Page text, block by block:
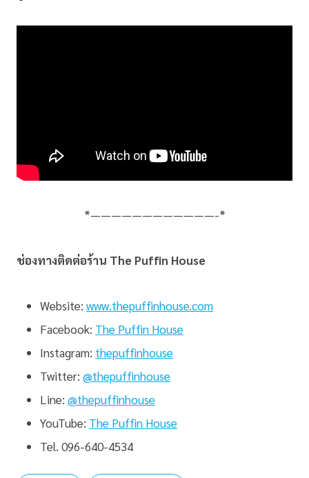
*————————————-*
ช่องทางติดต่อร้าน The Puffin House
Website: www.thepuffinhouse.com
Facebook: The Puffin House
Instagram: thepuffinhouse
Twitter: @thepuffinhouse
Line: @thepuffinhouse
YouTube: The Puffin House
Tel. 096-640-4534